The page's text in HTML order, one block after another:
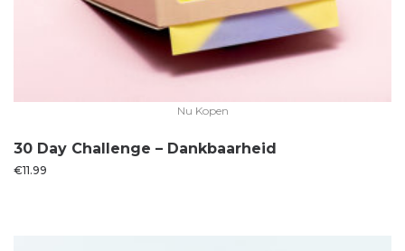
Nu Kopen
30 Day Challenge – Dankbaarheid
€11.99